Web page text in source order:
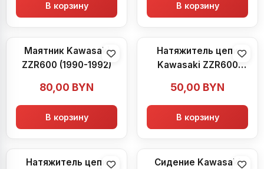
В корзину В корзину
Маятник Kawasaki
ZZR600 (1990-1992)
80,00 BYN
В корзину
Натяжитель цепи
Kawasaki ZZR600
50,00 BYN
В корзину
Натяжитель цепи
Сидение Kawasaki